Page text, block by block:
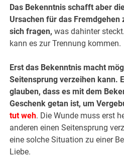
Das Bekenntnis schafft aber
Ursachen für das Fremdgehen
sich fragen, was dahinter
kann es zur Trennung kommen.
Erst das Bekenntnis macht
Seitensprung verzeihen kann.
glauben, dass es mit dem
Geschenk getan ist, um
tut weh. Die Wunde muss erst
anderen einen Seitensprung
eine solche Situation zu einer
Liebe.